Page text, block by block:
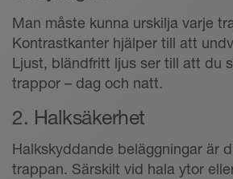
Man måste kunna urskilja varje
Kontrastkanter hjälper till att
Ljust, bländfritt ljus ser till att du
trappor – dag och natt.
2. Halksäkerhet
Halkskyddande beläggningar är
trappan. Särskilt vid hala ytor